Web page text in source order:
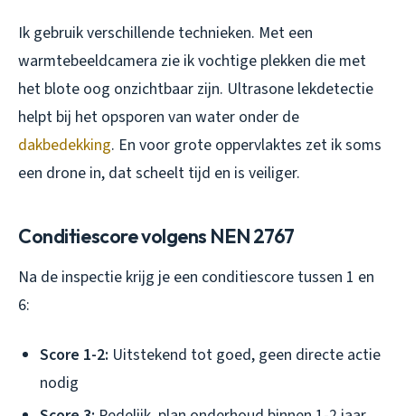
Ik gebruik verschillende technieken. Met een
warmtebeeldcamera zie ik vochtige plekken die met
het blote oog onzichtbaar zijn. Ultrasone lekdetectie
helpt bij het opsporen van water onder de
dakbedekking. En voor grote oppervlaktes zet ik soms
een drone in, dat scheelt tijd en is veiliger.
Conditiescore volgens NEN 2767
Na de inspectie krijg je een conditiescore tussen 1 en
6:
Score 1-2: Uitstekend tot goed, geen directe actie
nodig